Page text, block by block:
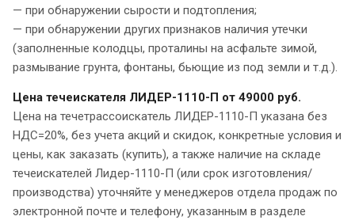
— при обнаружении сырости и подтопления;
— при обнаружении других признаков наличия утечки
(заполненные колодцы, проталины на асфальте зимой,
размывание грунта, фонтаны, бьющие из под земли и т.д.).
Цена течеискателя ЛИДЕР-1110-П от 49000 руб.
Цена на течетрассоискатель ЛИДЕР-1110-П указана без
НДС=20%, без учета акций и скидок, конкретные условия и
цены, как заказать (купить), а также наличие на складе
течеискателей Лидер-1110-П (или срок изготовления/
производства) уточняйте у менеджеров отдела продаж по
электронной почте и телефону, указанным в разделе